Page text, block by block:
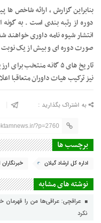
بنابراین گزارش ، ارائه شاخص
دوره از رتبه بندی است . به
انتشار شیوه نامه داوری خواهند
صورت دوره ای و بیش از یک نوبت
تاریخ های ۵ گانه منتخب
نیز ترکیب هیات داوران متعاقبا
به اشتراک بگذارید :
?p=2760
برچسب ها
اداره کل ارشاد گیلان
نوشته های مشابه
عراقچی: عراقی‌ها من را
نکرد